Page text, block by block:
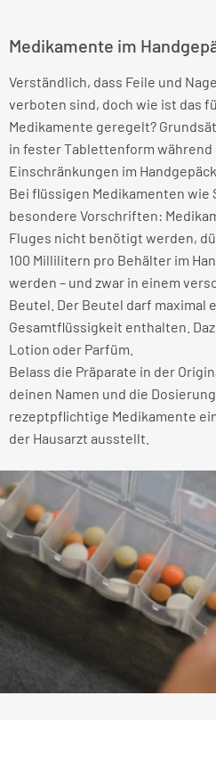
Medikamente im
Verständlich, dass Feile und
verboten sind, doch wie ist das
Medikamente geregelt?
in fester Tablettenform während
Einschränkungen im
Bei flüssigen Medikamenten wie
besondere Vorschriften:
Fluges nicht benötigt werden,
100 Millilitern pro Behälter im
werden – und zwar in einem
Beutel. Der Beutel darf maximal
Gesamtflüssigkeit enthalten.
Lotion oder Parfüm.
Belass die Präparate in der
deinen Namen und die
rezeptpflichtige Medikamente
der Hausarzt ausstellt.